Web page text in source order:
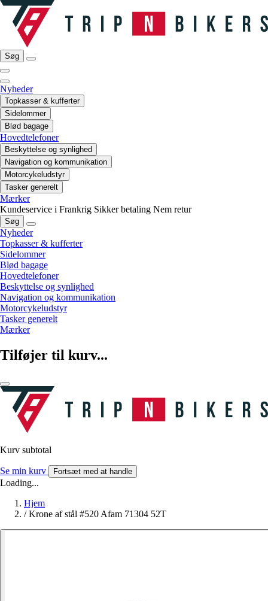
Søg
Nyheder
Topkasser & kufferter
Sidelommer
Blød bagage
Hovedtelefoner
Beskyttelse og synlighed
Navigation og kommunikation
Motorcykeludstyr
Tasker generelt
Mærker
Kundeservice i Frankrig Sikker betaling Nem retur
Søg
Nyheder
Topkasser & kufferter
Sidelommer
Blød bagage
Hovedtelefoner
Beskyttelse og synlighed
Navigation og kommunikation
Motorcykeludstyr
Tasker generelt
Mærker
Tilføjer til kurv...
Kurv subtotal
Se min kurv Fortsæt med at handle
Loading...
Hjem
/ Krone af stål #520 Afam 71304 52T